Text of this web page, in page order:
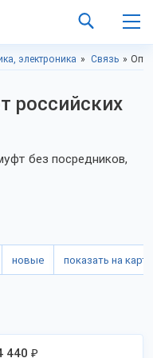
электроника Связь
российских
без посредников,
новые показать на карте
440 ₽